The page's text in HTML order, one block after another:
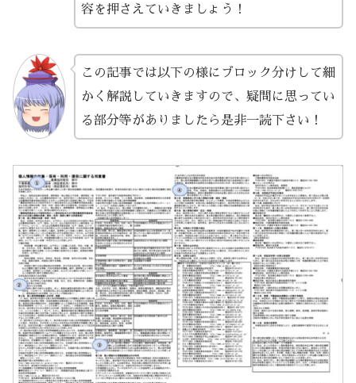
容を押さえていきましょう！
この記事では以下の様にブロック分けして細
かく解説していきますので、疑問に思ってい
る部分等がありましたら是非一読下さい！